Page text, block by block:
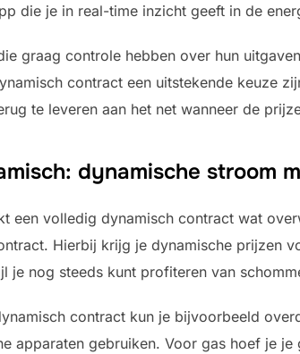
die je in real-time inzicht geeft in de
graag controle hebben over hun
contract een uitstekende keuze
te leveren aan het net wanneer de
dynamische stroom
een volledig dynamisch contract wat
Hierbij krijg je dynamische prijzen
je nog steeds kunt profiteren van
contract kun je bijvoorbeeld
apparaten gebruiken. Voor gas hoef je